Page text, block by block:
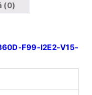
(0)
F99-I2E2-V15-